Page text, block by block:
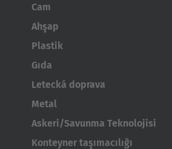
Cam
Ahşap
Plastik
Gıda
Letecká doprava
Metal
Askeri/Savunma Teknolojisi
Konteyner taşımacılığı